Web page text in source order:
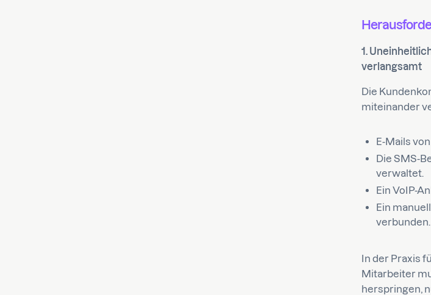
1.
verlangsamt
Die
miteinander
E-Mails
Die SMS-
verwaltet.
Ein VoIP-
Ein
verbunden.
In der Praxis
Mitarbeiter
herspringen,